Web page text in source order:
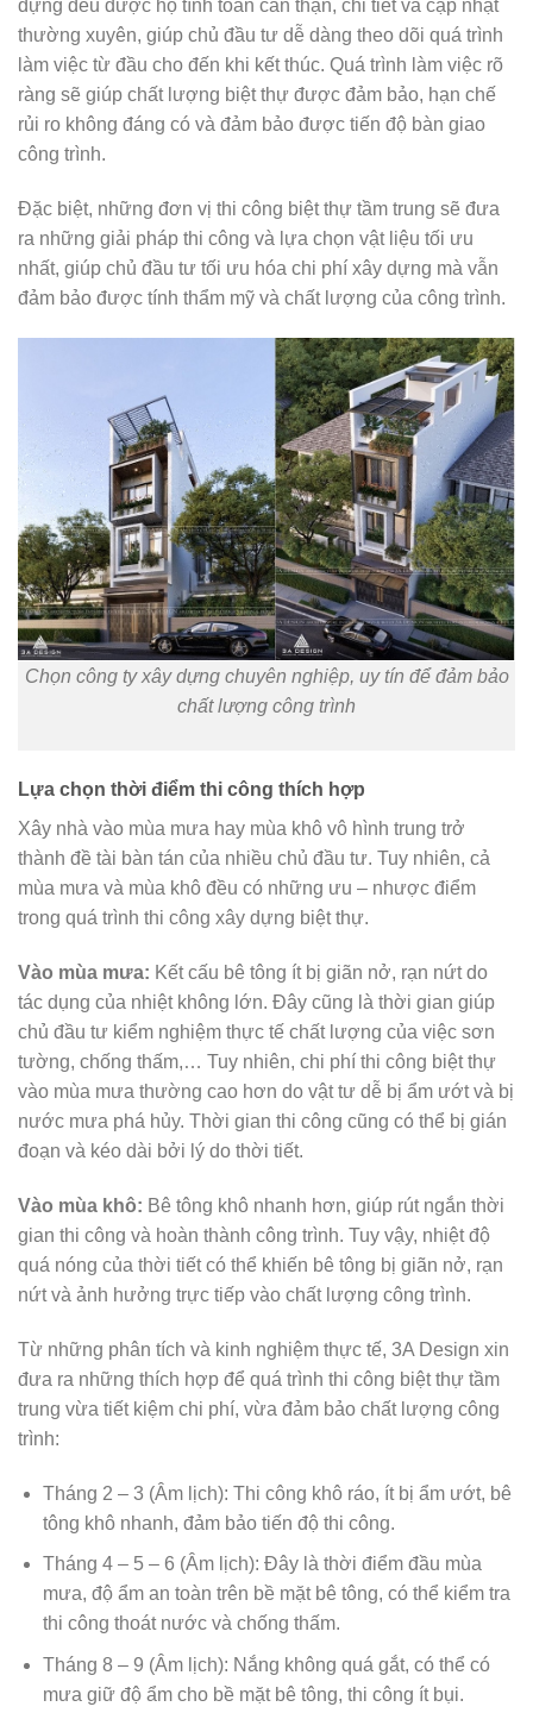
dựng đều được họ tính toán cẩn thận, chi tiết và cập nhật
thường xuyên, giúp chủ đầu tư dễ dàng theo dõi quá trình
làm việc từ đầu cho đến khi kết thúc. Quá trình làm việc rõ
ràng sẽ giúp chất lượng biệt thự được đảm bảo, hạn chế
rủi ro không đáng có và đảm bảo được tiến độ bàn giao
công trình.
Đặc biệt, những đơn vị thi công biệt thự tầm trung sẽ đưa
ra những giải pháp thi công và lựa chọn vật liệu tối ưu
nhất, giúp chủ đầu tư tối ưu hóa chi phí xây dựng mà vẫn
đảm bảo được tính thẩm mỹ và chất lượng của công trình.
Chọn công ty xây dựng chuyên nghiệp, uy tín để đảm bảo
chất lượng công trình
Lựa chọn thời điểm thi công thích hợp
Xây nhà vào mùa mưa hay mùa khô vô hình trung trở
thành đề tài bàn tán của nhiều chủ đầu tư. Tuy nhiên, cả
mùa mưa và mùa khô đều có những ưu – nhược điểm
trong quá trình thi công xây dựng biệt thự.
Vào mùa mưa: Kết cấu bê tông ít bị giãn nở, rạn nứt do
tác dụng của nhiệt không lớn. Đây cũng là thời gian giúp
chủ đầu tư kiểm nghiệm thực tế chất lượng của việc sơn
tường, chống thấm,… Tuy nhiên, chi phí thi công biệt thự
vào mùa mưa thường cao hơn do vật tư dễ bị ẩm ướt và bị
nước mưa phá hủy. Thời gian thi công cũng có thể bị gián
đoạn và kéo dài bởi lý do thời tiết.
Vào mùa khô: Bê tông khô nhanh hơn, giúp rút ngắn thời
gian thi công và hoàn thành công trình. Tuy vậy, nhiệt độ
quá nóng của thời tiết có thể khiến bê tông bị giãn nở, rạn
nứt và ảnh hưởng trực tiếp vào chất lượng công trình.
Từ những phân tích và kinh nghiệm thực tế, 3A Design xin
đưa ra những thích hợp để quá trình thi công biệt thự tầm
trung vừa tiết kiệm chi phí, vừa đảm bảo chất lượng công
trình:
Tháng 2 – 3 (Âm lịch): Thi công khô ráo, ít bị ẩm ướt, bê
tông khô nhanh, đảm bảo tiến độ thi công.
Tháng 4 – 5 – 6 (Âm lịch): Đây là thời điểm đầu mùa
mưa, độ ẩm an toàn trên bề mặt bê tông, có thể kiểm tra
thi công thoát nước và chống thấm.
Tháng 8 – 9 (Âm lịch): Nắng không quá gắt, có thể có
mưa giữ độ ẩm cho bề mặt bê tông, thi công ít bụi.